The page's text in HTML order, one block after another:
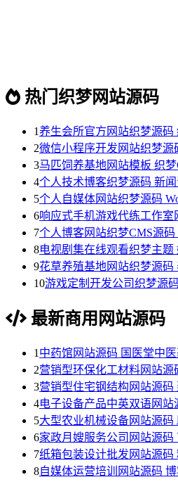
热门织梦网站源码
1养生会所官方网站织梦源码
2微信小程序开发网站织梦源
3马匹饲养基地网站模板 织
4个人技术博客织梦源码 新
5个人自媒体网站织梦源码
6响应式手机游戏代练工作室
7个人博客网站织梦CMS源
8电视剧集在线观看织梦主
9花草养殖基地网站织梦源码
10游戏定制开发公司织梦源
最新商用网站源码
1 中药馆网站源码 国医堂中
2营销型环保化工材料网站源
3营销型住宅钢结构网站源码
4电子设备产品中英双语网
5大型农业机械设备网站源码
6家政月嫂服务公司网站源码
7纸箱包装设计批发网站源码
8自媒体运营培训网站源码